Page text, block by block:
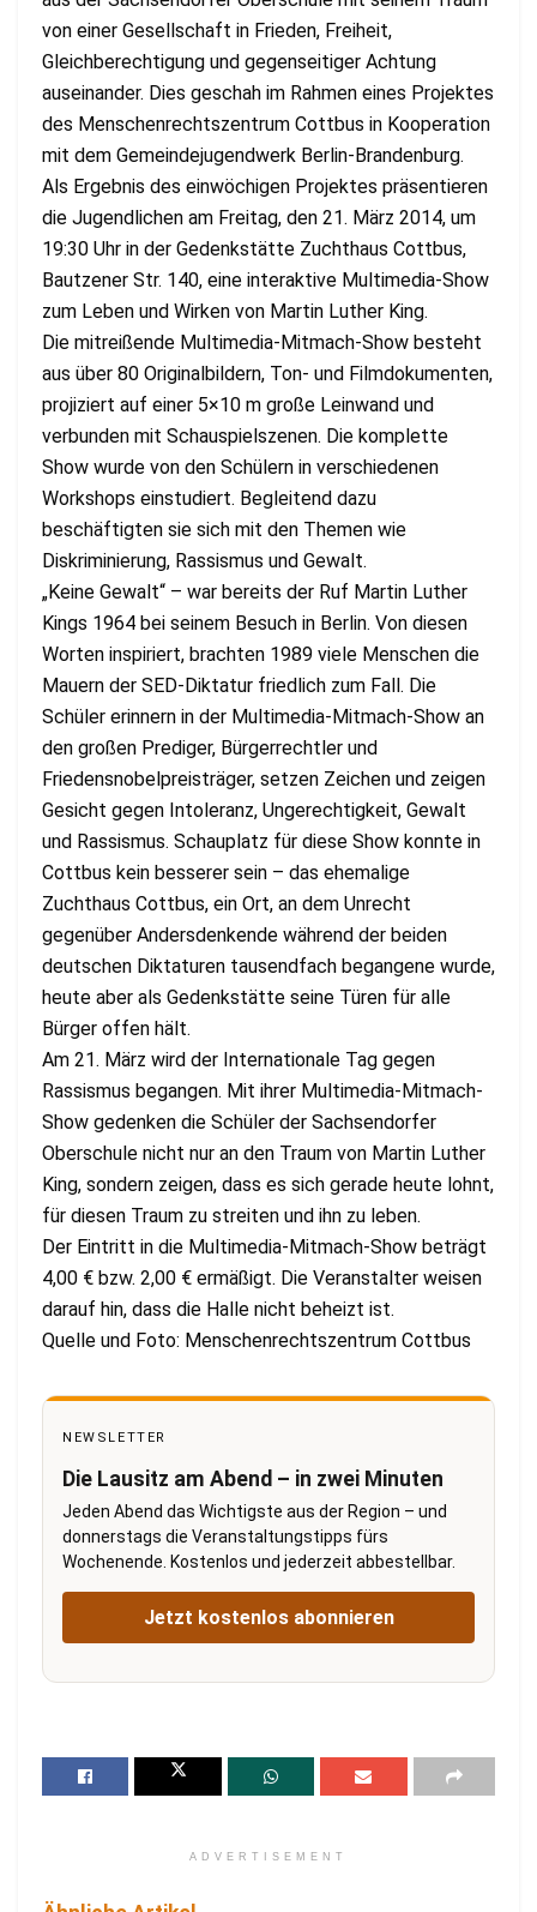
von einer Gesellschaft in Frieden, Freiheit,
Gleichberechtigung und gegenseitiger Achtung
auseinander. Dies geschah im Rahmen eines Projektes
des Menschenrechtszentrum Cottbus in Kooperation
mit dem Gemeindejugendwerk Berlin-Brandenburg.
Als Ergebnis des einwöchigen Projektes präsentieren
die Jugendlichen am Freitag, den 21. März 2014, um
19:30 Uhr in der Gedenkstätte Zuchthaus Cottbus,
Bautzener Str. 140, eine interaktive Multimedia-Show
zum Leben und Wirken von Martin Luther King.
Die mitreißende Multimedia-Mitmach-Show besteht
aus über 80 Originalbildern, Ton- und Filmdokumenten,
projiziert auf einer 5×10 m große Leinwand und
verbunden mit Schauspielszenen. Die komplette
Show wurde von den Schülern in verschiedenen
Workshops einstudiert. Begleitend dazu
beschäftigten sie sich mit den Themen wie
Diskriminierung, Rassismus und Gewalt.
„Keine Gewalt“ – war bereits der Ruf Martin Luther
Kings 1964 bei seinem Besuch in Berlin. Von diesen
Worten inspiriert, brachten 1989 viele Menschen die
Mauern der SED-Diktatur friedlich zum Fall. Die
Schüler erinnern in der Multimedia-Mitmach-Show an
den großen Prediger, Bürgerrechtler und
Friedensnobelpreisträger, setzen Zeichen und zeigen
Gesicht gegen Intoleranz, Ungerechtigkeit, Gewalt
und Rassismus. Schauplatz für diese Show konnte in
Cottbus kein besserer sein – das ehemalige
Zuchthaus Cottbus, ein Ort, an dem Unrecht
gegenüber Andersdenkende während der beiden
deutschen Diktaturen tausendfach begangene wurde,
heute aber als Gedenkstätte seine Türen für alle
Bürger offen hält.
Am 21. März wird der Internationale Tag gegen
Rassismus begangen. Mit ihrer Multimedia-Mitmach-
Show gedenken die Schüler der Sachsendorfer
Oberschule nicht nur an den Traum von Martin Luther
King, sondern zeigen, dass es sich gerade heute lohnt,
für diesen Traum zu streiten und ihn zu leben.
Der Eintritt in die Multimedia-Mitmach-Show beträgt
4,00 € bzw. 2,00 € ermäßigt. Die Veranstalter weisen
darauf hin, dass die Halle nicht beheizt ist.
Quelle und Foto: Menschenrechtszentrum Cottbus
NEWSLETTER
Die Lausitz am Abend – in zwei Minuten
Jeden Abend das Wichtigste aus der Region – und
donnerstags die Veranstaltungstipps fürs
Wochenende. Kostenlos und jederzeit abbestellbar.
Jetzt kostenlos abonnieren
ADVERTISEMENT